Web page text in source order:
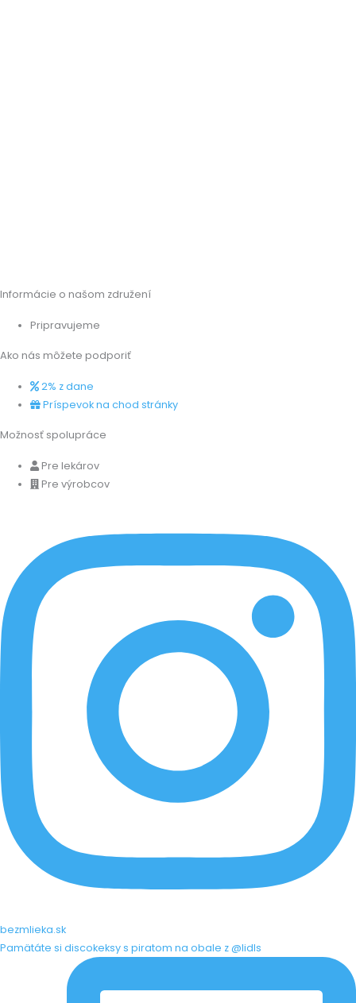
Informácie o našom združení
Pripravujeme
Ako nás môžete podporiť
2% z dane
Príspevok na chod stránky
Možnosť spolupráce
Pre lekárov
Pre výrobcov
bezmlieka.sk
Pamätáte si discokeksy s piratom na obale z @lidls